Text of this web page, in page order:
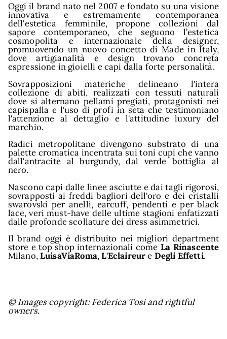
Oggi il brand nato nel 2007 e fondato su una visione
innovativa e estremamente contemporanea
dell'estetica femminile, propone collezioni dal
sapore contemporaneo, che seguono l’estetica
cosmopolita e internazionale della designer,
promuovendo un nuovo concetto di Made in Italy,
dove artigianalità e design trovano concreta
espressione in gioielli e capi dalla forte personalità.
Sovrapposizioni materiche delineano l'intera
collezione di abiti, realizzati con tessuti naturali
dove si alternano pellami pregiati, protagonisti nei
capispalla e l'uso di profi in seta che testimoniano
l'attenzione al dettaglio e l'attitudine luxury del
marchio.
Radici metropolitane divengono substrato di una
palette cromatica incentrata sui toni cupi che vanno
dall'antracite al burgundy, dal verde bottiglia al
nero.
Nascono capi dalle linee asciutte e dai tagli rigorosi,
sovrapposti ai freddi bagliori dell'oro e dei cristalli
swarovski per anelli, earcuff, pendenti e per black
lace, veri must-have delle ultime stagioni enfatizzati
dalle profonde scollature dei dress asimmetrici.
Il brand oggi è distribuito nei migliori department
store e top shop internazionali come La Rinascente
Milano,LuisaViaRoma,L'Eclaireure Degli Effetti.
© Images copyright: Federica Tosi and rightful
owners.